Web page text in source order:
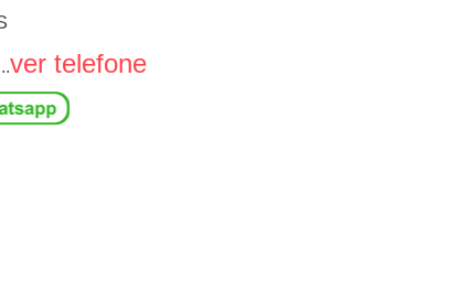
ver telefone